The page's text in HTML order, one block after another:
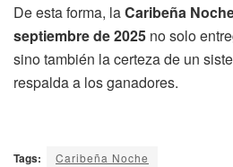
De esta forma, laCaribeña
septiembre de 2025 no solo
sino también la certeza de un
respalda a los ganadores.
Tags: Caribeña Noche